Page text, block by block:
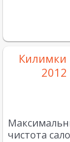
Килимки
2012
чистота